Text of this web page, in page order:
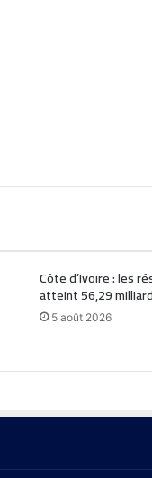
Côte d’Ivoire : les
atteint 56,29
5 août 2026